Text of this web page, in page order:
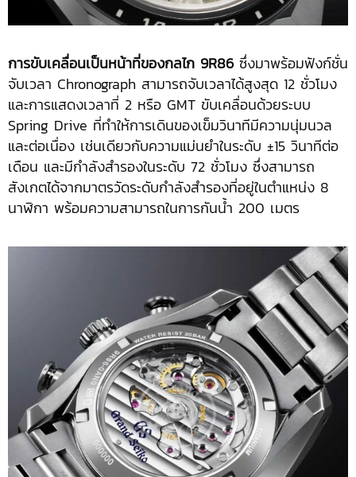
การขับเคลื่อนเป็นหน้าที่ของกลไก 9R86 ซึ่งมาพร้อมฟังก์ชั่น
จับเวลา Chronograph สามารถจับเวลาได้สูงสุด 12 ชั่วโมง
และการแสดงเวลาที่ 2 หรือ GMT ขับเคลื่อนด้วยระบบ
Spring Drive ที่ทำให้การเดินของเข็มวินาทีมีความนุ่มนวล
และต่อเนื่อง เช่นเดียวกับความแม่นยำในระดับ ±15 วินาทีต่อ
เดือน และมีกำลังสำรองในระดับ 72 ชั่วโมง ซึ่งสามารถ
สังเกตได้จากมาตรวัดระดับกำลังสำรองที่อยู่ในตำแหน่ง 8
นาฬิกา พร้อมความสามารถในการกันน้ำ 200 เมตร